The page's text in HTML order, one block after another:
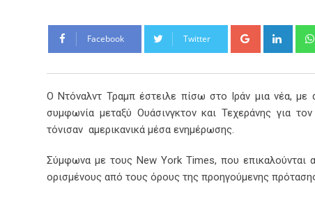
Facebook Twitter Google+
Ο Ντόναλντ Τραμπ έστειλε πίσω στο Ιράν μια νέα, με
συμφωνία μεταξύ Ουάσινγκτον και Τεχεράνης για
τόνισαν αμερικανικά μέσα ενημέρωσης.
Σύμφωνα με τους New York Times, που
ορισμένους από τους όρους της προηγούμενης